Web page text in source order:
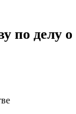
по делу